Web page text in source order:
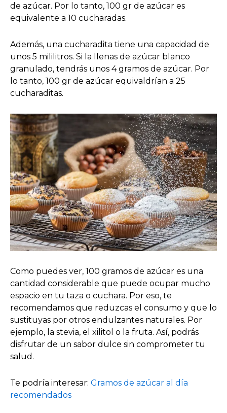
de azúcar. Por lo tanto, 100 gr de azúcar es
equivalente a 10 cucharadas.
Además, una cucharadita tiene una capacidad de
unos 5 mililitros. Si la llenas de azúcar blanco
granulado, tendrás unos 4 gramos de azúcar. Por
lo tanto, 100 gr de azúcar equivaldrían a 25
cucharaditas.
Como puedes ver, 100 gramos de azúcar es una
cantidad considerable que puede ocupar mucho
espacio en tu taza o cuchara. Por eso, te
recomendamos que reduzcas el consumo y que lo
sustituyas por otros endulzantes naturales. Por
ejemplo, la stevia, el xilitol o la fruta. Así, podrás
disfrutar de un sabor dulce sin comprometer tu
salud.
Te podría interesar: Gramos de azúcar al día
recomendados